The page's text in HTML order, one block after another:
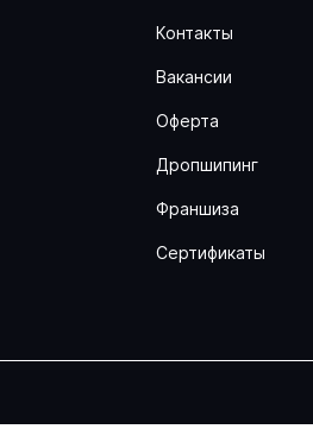
Контакты
Вакансии
Оферта
Дропшипинг
Франшиза
Сертификаты